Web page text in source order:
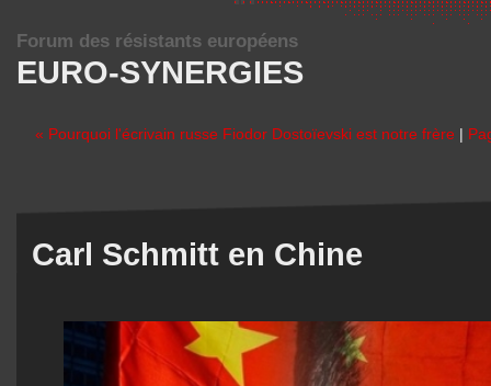
EURO-SYNERGIES
Forum des résistants européens
« Pourquoi l'écrivain russe Fiodor Dostoïevski est notre frère |
Carl Schmitt en Chine